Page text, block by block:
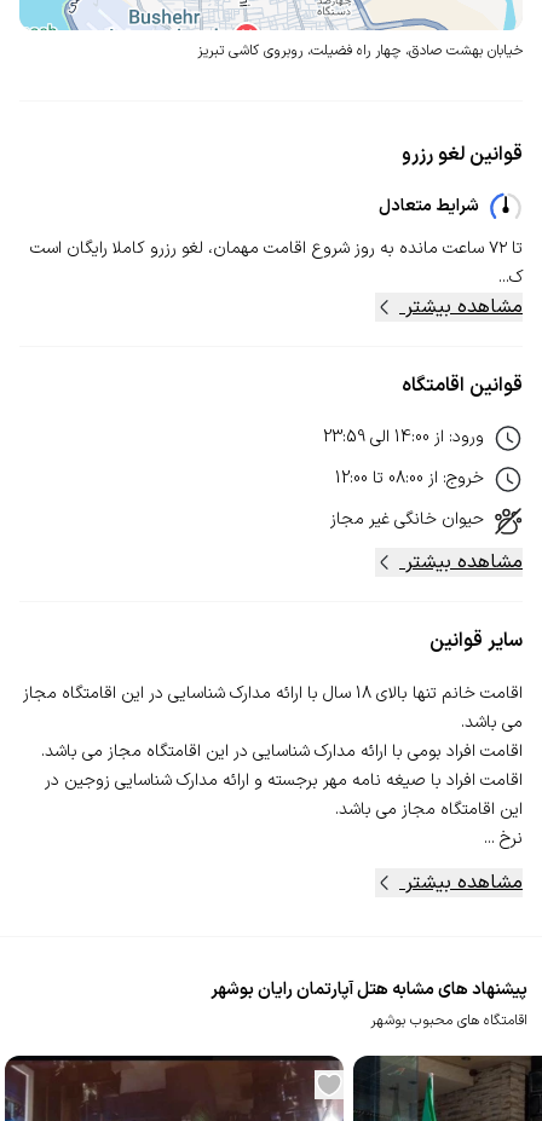
خیابان بهشت صادق، چهار راه فضیلت، روبروی کاشی تبریز
قوانین لغو رزرو
شرایط متعادل
تا ۷۲ ساعت مانده به روز شروع اقامت مهمان، لغو رزرو کاملا رایگان است
ک...
مشاهده بیشتر
قوانین اقامتگاه
ورود: از 14:00 الی23:59
خروج: از 08:00 تا 12:00
حیوان خانگیغیر مجاز
مشاهده بیشتر
سایر قوانین
اقامت خانم تنها بالای 18 سال با ارائه مدارک شناسایی در این اقامتگاه مجاز
اقامت افراد با صیغه نامه مهر برجسته و ارائه مدارک شناسایی زوجین در
نرخ ...
مشاهده بیشتر
پیشنهاد های مشابه هتل آپارتمان رایان بوشهر
اقامتگاه های محبوب بوشهر